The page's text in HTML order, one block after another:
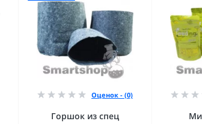
Оценок - (0)
Горшок из спец